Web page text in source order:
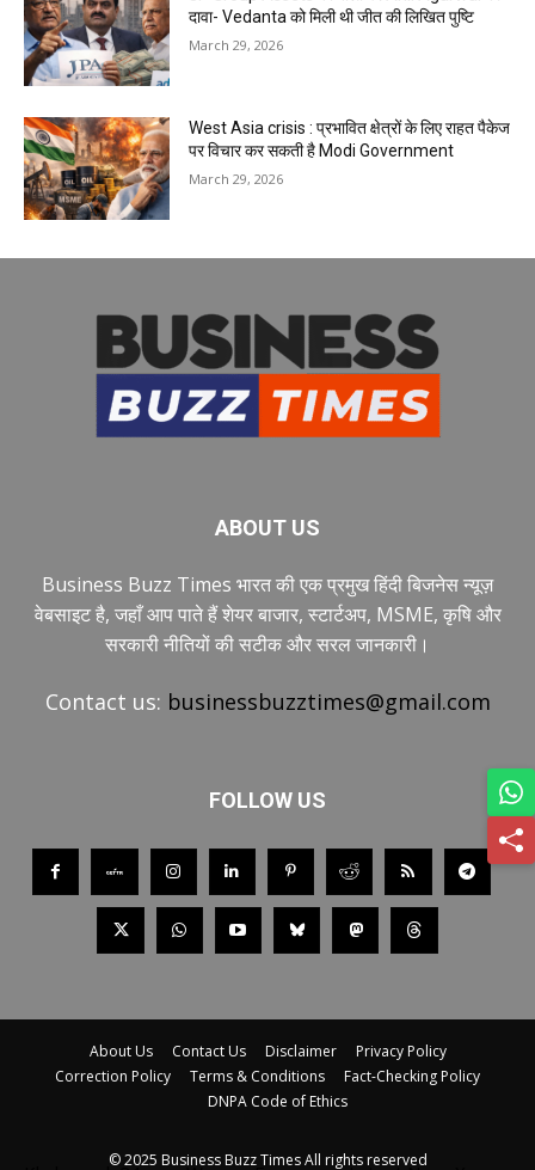
दावा- Vedanta को मिली थी जीत की लिखित पुष्टि
March 29, 2026
West Asia crisis : प्रभावित क्षेत्रों के लिए राहत पैकेज
पर विचार कर सकती है Modi Government
March 29, 2026
ABOUT US
Business Buzz Times भारत की एक प्रमुख हिंदी बिजनेस न्यूज़
वेबसाइट है, जहाँ आप पाते हैं शेयर बाजार, स्टार्टअप, MSME, कृषि और
सरकारी नीतियों की सटीक और सरल जानकारी।
Contact us: businessbuzztimes@gmail.com
FOLLOW US
About Us Contact Us Disclaimer
Privacy Policy
Correction Policy
Terms & Conditions
Fact-Checking Policy
DNPA Code of Ethics
© 2025 Business Buzz Times All rights reserved